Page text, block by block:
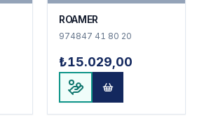
ROAMER
974847 41 80 20
₺15.029,00